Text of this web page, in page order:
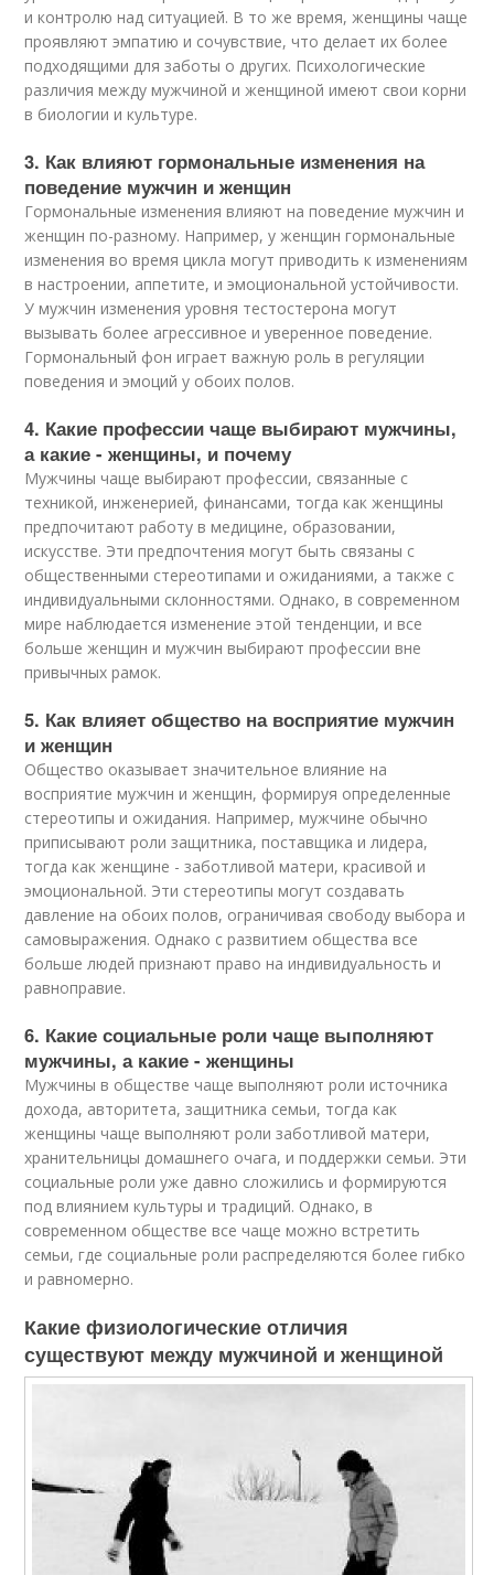
и контролю над ситуацией. В то же время, женщины чаще
проявляют эмпатию и сочувствие, что делает их более
подходящими для заботы о других. Психологические
различия между мужчиной и женщиной имеют свои корни
в биологии и культуре.
3. Как влияют гормональные изменения на
поведение мужчин и женщин
Гормональные изменения влияют на поведение мужчин и
женщин по-разному. Например, у женщин гормональные
изменения во время цикла могут приводить к изменениям
в настроении, аппетите, и эмоциональной устойчивости.
У мужчин изменения уровня тестостерона могут
вызывать более агрессивное и уверенное поведение.
Гормональный фон играет важную роль в регуляции
поведения и эмоций у обоих полов.
4. Какие профессии чаще выбирают мужчины,
а какие - женщины, и почему
Мужчины чаще выбирают профессии, связанные с
техникой, инженерией, финансами, тогда как женщины
предпочитают работу в медицине, образовании,
искусстве. Эти предпочтения могут быть связаны с
общественными стереотипами и ожиданиями, а также с
индивидуальными склонностями. Однако, в современном
мире наблюдается изменение этой тенденции, и все
больше женщин и мужчин выбирают профессии вне
привычных рамок.
5. Как влияет общество на восприятие мужчин
и женщин
Общество оказывает значительное влияние на
восприятие мужчин и женщин, формируя определенные
стереотипы и ожидания. Например, мужчине обычно
приписывают роли защитника, поставщика и лидера,
тогда как женщине - заботливой матери, красивой и
эмоциональной. Эти стереотипы могут создавать
давление на обоих полов, ограничивая свободу выбора и
самовыражения. Однако с развитием общества все
больше людей признают право на индивидуальность и
равноправие.
6. Какие социальные роли чаще выполняют
мужчины, а какие - женщины
Мужчины в обществе чаще выполняют роли источника
дохода, авторитета, защитника семьи, тогда как
женщины чаще выполняют роли заботливой матери,
хранительницы домашнего очага, и поддержки семьи. Эти
социальные роли уже давно сложились и формируются
под влиянием культуры и традиций. Однако, в
современном обществе все чаще можно встретить
семьи, где социальные роли распределяются более гибко
и равномерно.
Какие физиологические отличия
существуют между мужчиной и женщиной